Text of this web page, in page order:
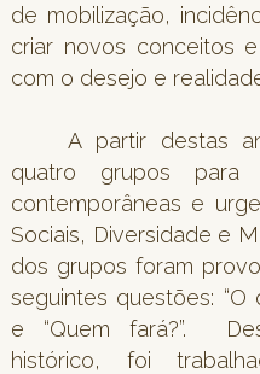
de mobilização,
criar novos conceitos
com o desejo e
A partir destas
quatro grupos para
contemporâneas e
Sociais, Diversidade e
dos grupos foram
seguintes questões: “O
e “Quem fará?”.
histórico, foi